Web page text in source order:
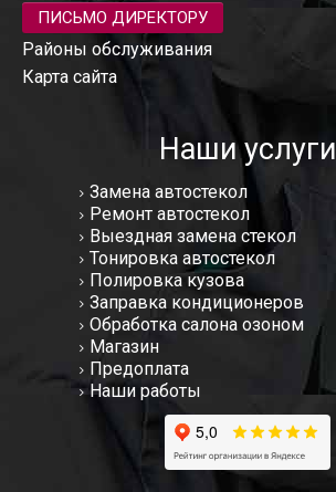
ПИСЬМО ДИРЕКТОРУ
Районы обслуживания
Карта сайта
Наши услуги
Замена автостекол
Ремонт автостекол
Выездная замена стекол
Тонировка автостекол
Полировка кузова
Заправка кондиционеров
Обработка салона озоном
Магазин
Предоплата
Наши работы